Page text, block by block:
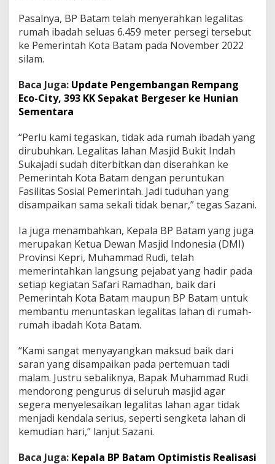
a
m
m
u
d
n
g
k
a
P
a
s
a
u
m
a
h
I
b
a
a
h
Pasalnya, BP Batam telah menyerahkan legalitas
rumah ibadah seluas 6.459 meter persegi tersebut
ke Pemerintah Kota Batam pada November 2022
silam.
Baca Juga: Update Pengembangan Rempang
Eco-City, 393 KK Sepakat Bergeser ke Hunian
Sementara
“Perlu kami tegaskan, tidak ada rumah ibadah yang
dirubuhkan. Legalitas lahan Masjid Bukit Indah
Sukajadi sudah diterbitkan dan diserahkan ke
Pemerintah Kota Batam dengan peruntukan
Fasilitas Sosial Pemerintah. Jadi tuduhan yang
disampaikan sama sekali tidak benar,” tegas Sazani.
Ia juga menambahkan, Kepala BP Batam yang juga
merupakan Ketua Dewan Masjid Indonesia (DMI)
Provinsi Kepri, Muhammad Rudi, telah
memerintahkan langsung pejabat yang hadir pada
setiap kegiatan Safari Ramadhan, baik dari
Pemerintah Kota Batam maupun BP Batam untuk
membantu menuntaskan legalitas lahan di rumah-
rumah ibadah Kota Batam.
“Kami sangat menyayangkan maksud baik dari
saran yang disampaikan pada pertemuan tadi
malam. Justru sebaliknya, Bapak Muhammad Rudi
mendorong pengurus di seluruh masjid agar
segera menyelesaikan legalitas lahan agar tidak
menjadi kendala serius, seperti sengketa lahan di
kemudian hari,” lanjut Sazani.
Baca Juga: Kepala BP Batam Optimistis Realisasi